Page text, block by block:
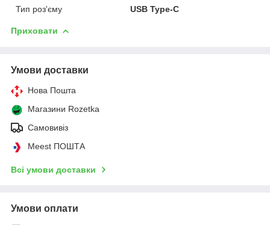
Тип роз'єму
USB Type-C
Приховати
Умови доставки
Нова Пошта
Магазини Rozetka
Самовивіз
Meest ПОШТА
Всі умови доставки
Умови оплати